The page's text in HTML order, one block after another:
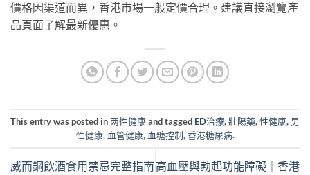
價格因渠道而異，香港市場一般定價合理。建議直接瀏覽產
品頁面了解最新優惠。
This entry was posted in两性健康and tagged ED治療,壯陽藥,性健康, 男
性健康, 血管健康, 血糖控制,香港糖尿病.
威而鋼飲酒食用禁忌完整指南 高血壓與勃起功能障礙｜香港